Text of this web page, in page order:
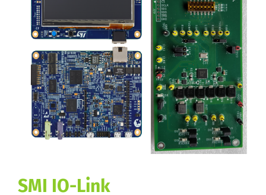
SMI IO-Link